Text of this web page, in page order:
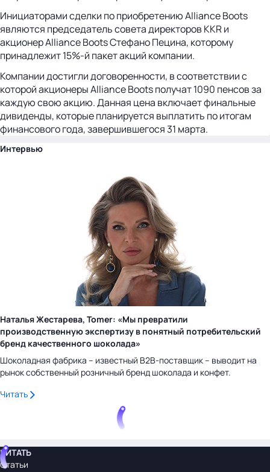
Инициаторами сделки по приобретению Alliance Boots
являются председатель совета директоров KKR и
акционер Alliance Boots Стефано Пецина, которому
принадлежит 15%-й пакет акций компании.
Компании достигли договоренности, в соответствии с
которой акционеры Alliance Boots получат 1090 пенсов за
каждую свою акцию. Данная цена включает финальные
дивиденды, которые планируется выплатить по итогам
финансового года, завершившегося 31 марта.
Интервью
Наталья Жестарева, Tomer: «Мы превратили
производственную экспертизу в понятный потребительский
бренд качественного шоколада»
Шоколадная фабрика – известный B2B-поставщик – выводит на
рынок собственный розничный бренд шоколада и конфет.
Читать
ЧИТАТЬ
Статьи